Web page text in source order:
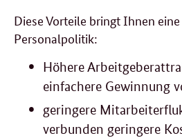
Diese Vorteile bringt Ihnen
Personalpolitik:
Höhere
einfachere Gewinnung
geringere
verbunden geringere